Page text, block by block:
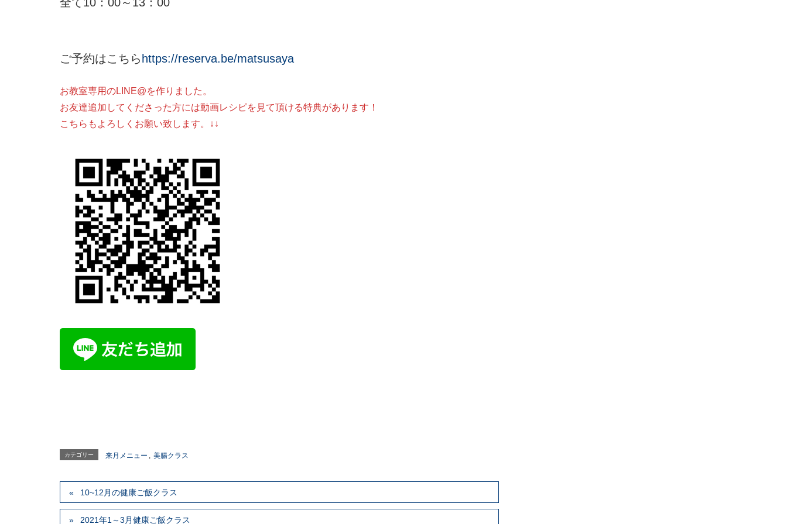
ご予約はこちらhttps://reserva.be/matsusaya
お教室専用のLINE@を作りました。
お友達追加してくださった方には動画レシピを見て頂ける特典があります！
こちらもよろしくお願い致します。↓↓
カテゴリー 来月メニュー 美腸クラス
10~12月の健康ご飯クラス
2021年1～3月健康ご飯クラス